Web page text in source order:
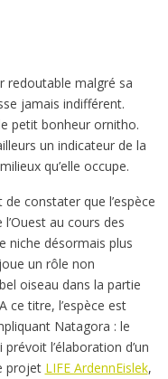
redoutable malgré sa
jamais indifférent.
petit bonheur ornitho.
un indicateur de la
qu’elle occupe.
constater que l’espèce
au cours des
niche désormais plus
un rôle non
oiseau dans la partie
ce titre, l’espèce est
Natagora : le
prévoit l’élaboration d’un
projet LIFE ArdennEislek,